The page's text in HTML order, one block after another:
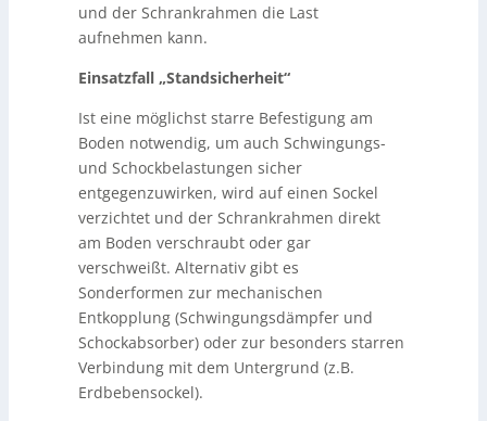
und der Schrankrahmen die Last
aufnehmen kann.
Einsatzfall „Standsicherheit“
Ist eine möglichst starre Befestigung am
Boden notwendig, um auch Schwingungs-
und Schockbelastungen sicher
entgegenzuwirken, wird auf einen Sockel
verzichtet und der Schrankrahmen direkt
am Boden verschraubt oder gar
verschweißt. Alternativ gibt es
Sonderformen zur mechanischen
Entkopplung (Schwingungsdämpfer und
Schockabsorber) oder zur besonders starren
Verbindung mit dem Untergrund (z.B.
Erdbebensockel).